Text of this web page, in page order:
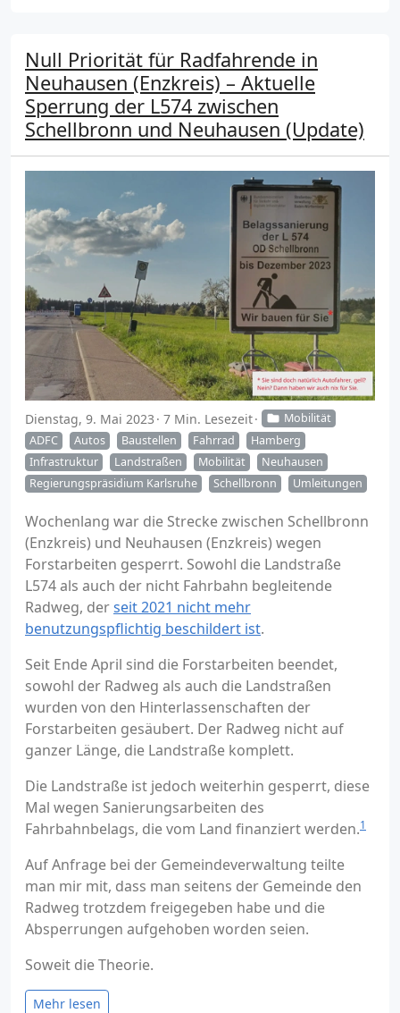
Null Priorität für Radfahrende in
Neuhausen (Enzkreis) – Aktuelle
Sperrung der L574 zwischen
Schellbronn und Neuhausen (Update)
Dienstag, 9. Mai 2023 7 Min. Lesezeit
Mobilität
ADFC
Autos Baustellen Fahrrad
Hamberg
Infrastruktur
Landstraßen Mobilität
Neuhausen
Regierungspräsidium Karlsruhe
Schellbronn Umleitungen
Wochenlang war die Strecke zwischen Schellbronn
(Enzkreis) und Neuhausen (Enzkreis) wegen
Forstarbeiten gesperrt. Sowohl die Landstraße
L574 als auch der nicht Fahrbahn begleitende
Radweg, derseit 2021 nicht mehr
benutzungspflichtig beschildert ist.
Seit Ende April sind die Forstarbeiten beendet,
sowohl der Radweg als auch die Landstraßen
wurden von den Hinterlassenschaften der
Forstarbeiten gesäubert. Der Radweg nicht auf
ganzer Länge, die Landstraße komplett.
Die Landstraße ist jedoch weiterhin gesperrt, diese
Mal wegen Sanierungsarbeiten des
Fahrbahnbelags, die vom Land finanziert werden.1
Auf Anfrage bei der Gemeindeverwaltung teilte
man mir mit, dass man seitens der Gemeinde den
Radweg trotzdem freigegeben habe und die
Absperrungen aufgehoben worden seien.
Soweit die Theorie.
Mehr lesen